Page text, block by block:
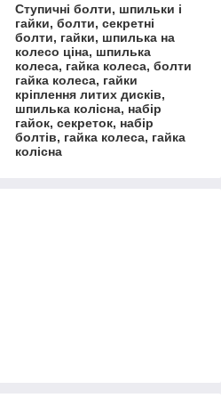
Ступичні болти, шпильки і
гайки, болти, секретні
болти, гайки, шпилька на
колесо ціна, шпилька
колеса, гайка колеса, болти
гайка колеса, гайки
кріплення литих дисків,
шпилька колісна, набір
гайок, секреток, набір
болтів, гайка колеса, гайка
колісна